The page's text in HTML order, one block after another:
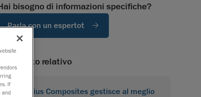
bisogno di informazioni specifiche?
Parla con un espertot
relativo
Karbonius Composites gestisce al meglio
If
and